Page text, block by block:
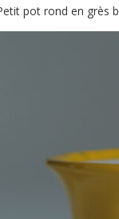
pot rond en grès